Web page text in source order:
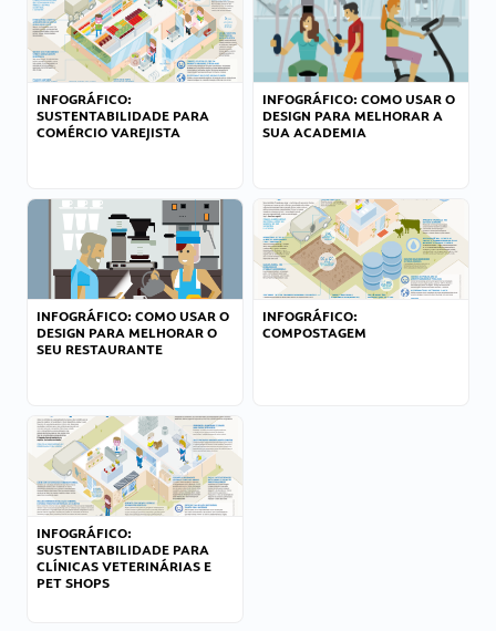
INFOGRÁFICO:
SUSTENTABILIDADE PARA
COMÉRCIO VAREJISTA
INFOGRÁFICO: COMO USAR O
DESIGN PARA MELHORAR A
SUA ACADEMIA
INFOGRÁFICO: COMO USAR O
DESIGN PARA MELHORAR O
SEU RESTAURANTE
INFOGRÁFICO:
COMPOSTAGEM
INFOGRÁFICO:
SUSTENTABILIDADE PARA
CLÍNICAS VETERINÁRIAS E
PET SHOPS